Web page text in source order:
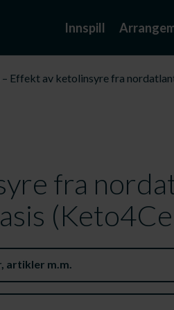
Innspill
– Effekt av ketolinsyre fra
fra
artikler m.m.